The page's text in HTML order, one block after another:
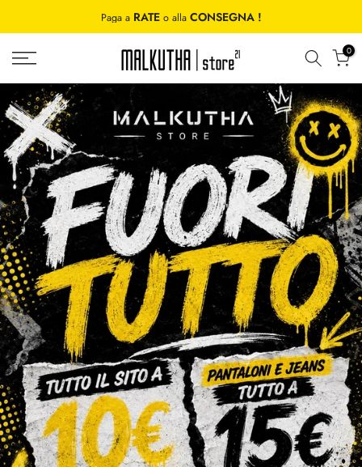
contenuto
Paga a RATE o alla CONSEGNA !
0